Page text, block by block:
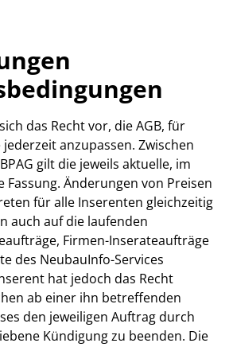
das Recht vor, die AGB, für
anzupassen. Zwischen
gilt die jeweils aktuelle, im
Änderungen von Preisen
für alle Inserenten gleichzeitig
auch auf die laufenden
Firmen-Inserateaufträge
des NeubauInfo-Services
hat jedoch das Recht
ab einer ihn betreffenden
den jeweiligen Auftrag durch
Kündigung zu beenden. Die